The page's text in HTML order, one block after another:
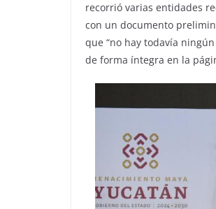
recorrió varias entidades
con un documento
que “no hay todavía
de forma íntegra en la